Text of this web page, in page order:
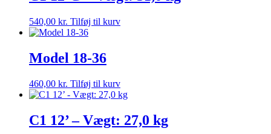
540,00 kr. Tilføj til kurv
Model 18-36
460,00 kr. Tilføj til kurv
C1 12’ – Vægt: 27,0 kg